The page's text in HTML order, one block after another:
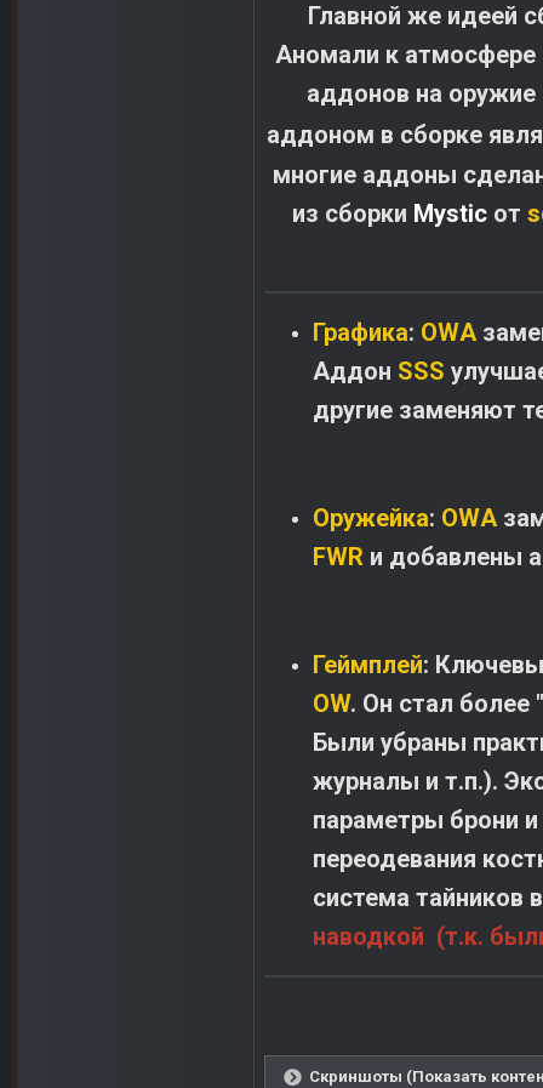
Главной же идеей
Аномали к атмосфере
аддонов на
аддоном в сборке
многие аддоны
из сборки Mystic от
Графика: OWA
Аддон SSS
другие заменяют
Оружейка: OWA
FWR и добавлены
Геймплей:
OW. Он стал более
Были убраны
журналы и т.п.).
параметры брони
переодевания
система тайников
наводкой (т.к.
Скриншоты (Показать